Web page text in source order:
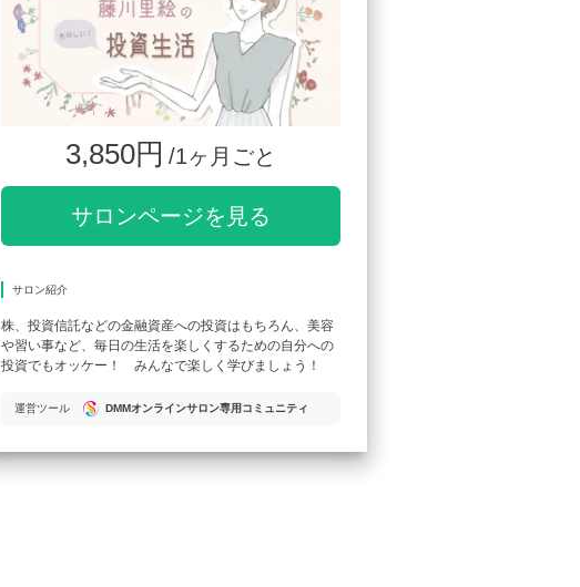
3,850円 /1ヶ月ごと
サロンページを見る
サロン紹介
株、投資信託などの金融資産への投資はもちろん、美容
や習い事など、毎日の生活を楽しくするための自分への
投資でもオッケー！ みんなで楽しく学びましょう！
運営ツール DMMオンラインサロン専用コミュニティ